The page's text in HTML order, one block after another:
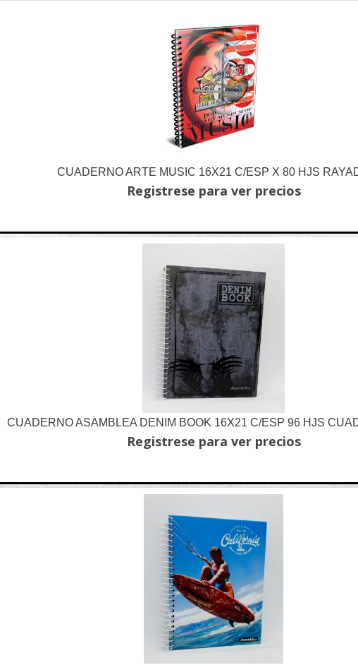
CUADERNO ARTE MUSIC 16X21 C/ESP X 80 HJS
Registrese para ver precios
CUADERNO ASAMBLEA DENIM BOOK 16X21 C/ESP 96 HJS
Registrese para ver precios